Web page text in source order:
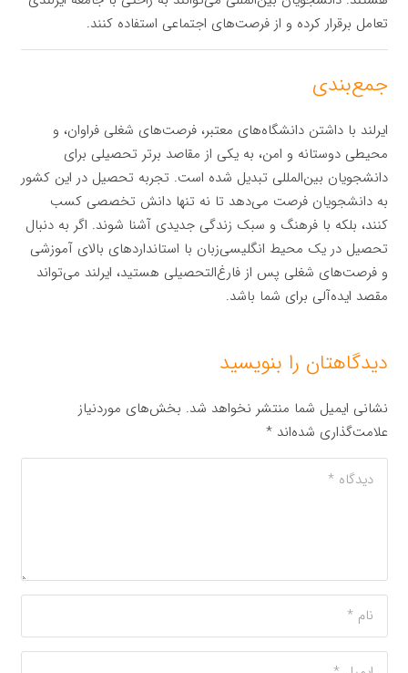
تعامل برقرار کرده و از فرصت‌های اجتماعی استفاده کنند.
جمع‌بندی
ایرلند با داشتن دانشگاه‌های معتبر، فرصت‌های شغلی فراوان، و
محیطی دوستانه و امن، به یکی از مقاصد برتر تحصیلی برای
دانشجویان بین‌المللی تبدیل شده است. تجربه تحصیل در این کشور
به دانشجویان فرصت می‌دهد تا نه تنها دانش تخصصی کسب
کنند، بلکه با فرهنگ و سبک زندگی جدیدی آشنا شوند. اگر به دنبال
تحصیل در یک محیط انگلیسی‌زبان با استانداردهای بالای آموزشی
و فرصت‌های شغلی پس از فارغ‌التحصیلی هستید، ایرلند می‌تواند
مقصد ایده‌آلی برای شما باشد.
دیدگاهتان را بنویسید
نشانی ایمیل شما منتشر نخواهد شد. بخش‌های موردنیاز
علامت‌گذاری شده‌اند*